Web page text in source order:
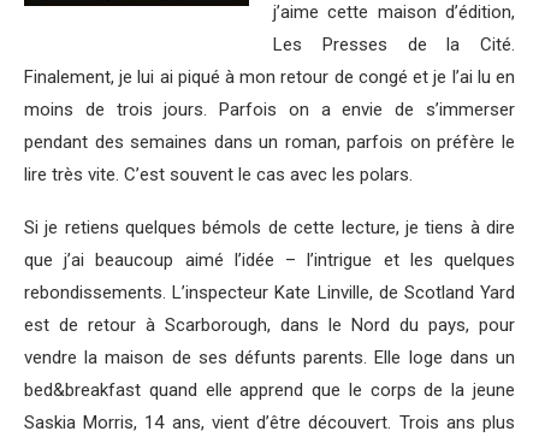
j’aime cette maison d’édition,
Les Presses de la Cité.
Finalement, je lui ai piqué à mon retour de congé et je l’ai lu en
moins de trois jours. Parfois on a envie de s’immerser
pendant des semaines dans un roman, parfois on préfère le
lire très vite. C’est souvent le cas avec les polars.
Si je retiens quelques bémols de cette lecture, je tiens à dire
que j’ai beaucoup aimé l’idée – l’intrigue et les quelques
rebondissements. L’inspecteur Kate Linville, de Scotland Yard
est de retour à Scarborough, dans le Nord du pays, pour
vendre la maison de ses défunts parents. Elle loge dans un
bed&breakfast quand elle apprend que le corps de la jeune
Saskia Morris, 14 ans, vient d’être découvert. Trois ans plus